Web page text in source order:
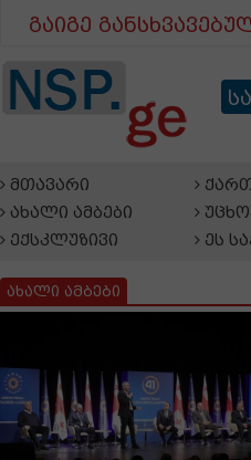
გაიგე
მთავარი
ახალი ამბები
ექსკლუზივი
ეს
ახალი ამბები